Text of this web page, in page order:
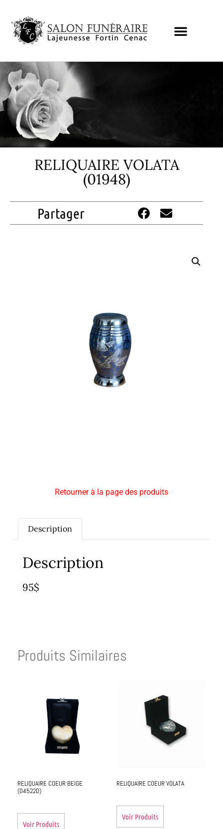
RELIQUAIRE VOLATA
(01948)
Partager
Retourner à la page des produits
Description
Description
95$
Produits Similaires
RELIQUAIRE COEUR BEIGE
(04522D)
Voir Produits
RELIQUAIRE COEUR VOLATA
Voir Produits